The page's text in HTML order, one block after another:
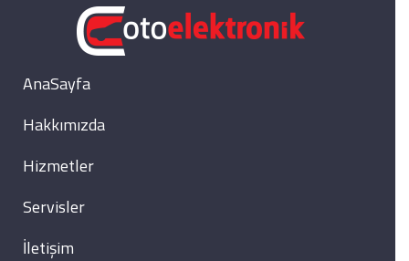
AnaSayfa
Hakkımızda
Hizmetler
Servisler
İletişim